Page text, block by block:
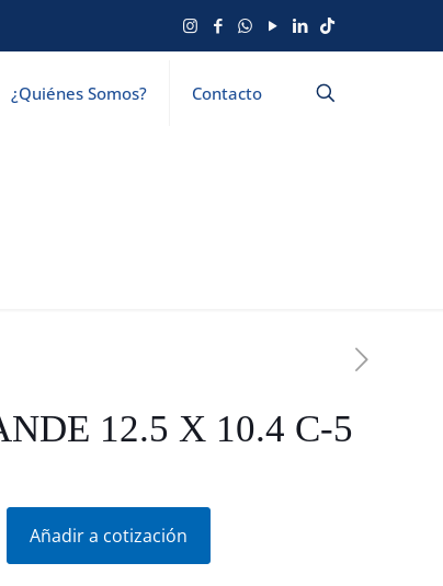
¿Quiénes Somos? Contacto
12.5 X 10.4 C-5
Añadir a cotización